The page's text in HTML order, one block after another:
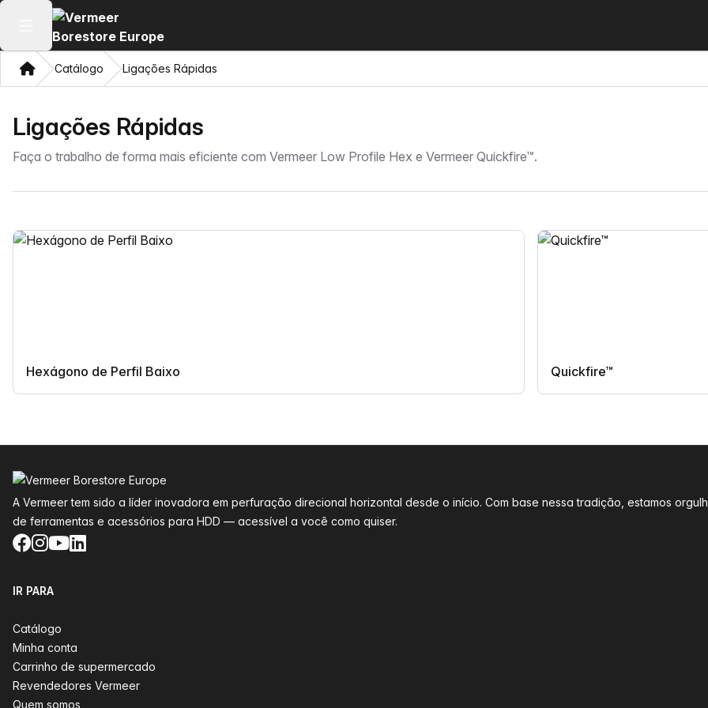
Abrir menu principal
CasaCatálogo Ligações Rápidas
Ligações Rápidas
Faça o trabalho de forma mais eficiente com Vermeer Low Profile Hex e Vermeer Quickfire™.
Hexágono de Perfil Baixo Quickfire™
A Vermeer tem sido a líder inovadora em perfuração direcional horizontal desde o início. Com base nessa tradição, estamos
de ferramentas e acessórios para HDD — acessível a você como quiser.
Facebook
Instagram
YouTube
LinkedIn
IR PARA
Catálogo
Minha conta
Carrinho de supermercado
Revendedores Vermeer
Quem somos